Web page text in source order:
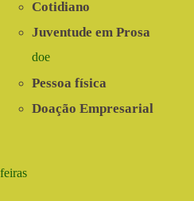
Cotidiano
Juventude em Prosa
doe
Pessoa física
Doação Empresarial
feiras